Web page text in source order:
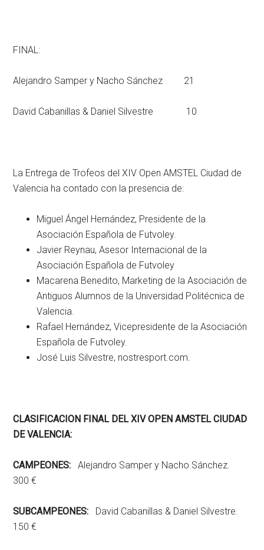
FINAL:
Alejandro Samper y Nacho Sánchez 21
David Cabanillas & Daniel Silvestre 10
La Entrega de Trofeos del XIV Open AMSTEL Ciudad de
Valencia ha contado con la presencia de:
Miguel Ángel Hernández, Presidente de la
Asociación Española de Futvoley.
Javier Reynau, Asesor Internacional de la
Asociación Española de Futvoley
Macarena Benedito, Marketing de la Asociación de
Antiguos Alumnos de la Universidad Politécnica de
Valencia.
Rafael Hernández, Vicepresidente de la Asociación
Española de Futvoley.
José Luis Silvestre, nostresport.com.
CLASIFICACION FINAL DEL XIV OPEN AMSTEL CIUDAD
DE VALENCIA:
CAMPEONES:
Alejandro Samper y Nacho Sánchez.
300 €
SUBCAMPEONES: David Cabanillas & Daniel Silvestre.
150 €